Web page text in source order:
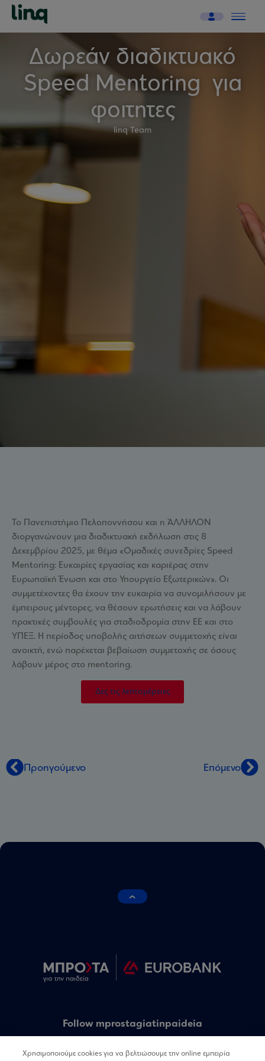
Δωρεάν διαδικτυακό
Speed Mentoring για
φοιτητες
linq Team
Το Πανεπιστήμιο Πελοποννήσου και η ΆΛΛΗΛΟΝ
διοργανώνουν μια διαδικτυακή εκδήλωση στις 8
Δεκεμβρίου 2025, με θέμα «Ομαδικές συνεδρίες Speed
Mentoring: Ευκαιρίες εργασίας και καριέρας στην
Ευρωπαϊκή Ένωση και στο Υπουργείο Εξωτερικών». Οι
συμμετέχοντες θα έχουν την ευκαιρία να συνομιλήσουν με
έμπειρους μέντορες, να θέσουν ερωτήσεις και να λάβουν
πρακτικές συμβουλές για σταδιοδρομία στην ΕΕ και στο
ΥΠΕΞ. Η περίοδος υποβολής αιτήσεων συμμετοχής είναι
ανοικτή, ενώ παρέχεται βεβαίωση συμμετοχής σε όσους
λάβουν μέρος στο mentoring.
Δες τις λεπτομέρειες
Προηγούμενο Επόμενο
Follow mprostagiatinpaideia
Χρησιμοποιούμε cookies για να βελτιώσουμε την online εμπειρία